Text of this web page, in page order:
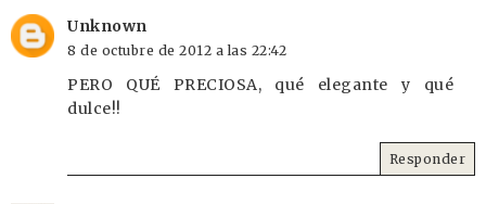
Unknown
8 de octubre de 2012 a las 22:42
PERO QUÉ PRECIOSA, qué elegante y qué
dulce!!
Responder